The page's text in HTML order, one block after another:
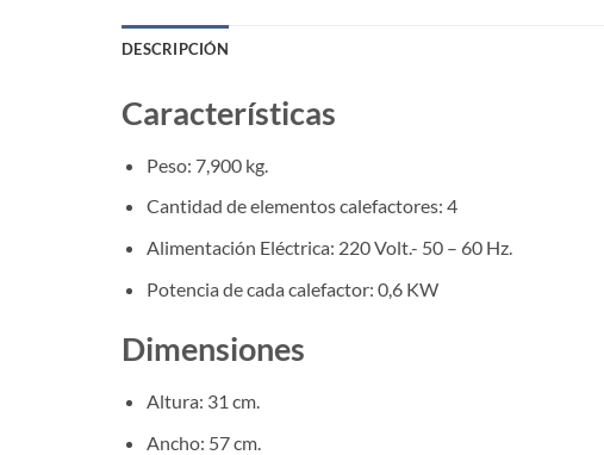
DESCRIPCIÓN
Características
Peso: 7,900 kg.
Cantidad de elementos calefactores: 4
Alimentación Eléctrica: 220 Volt.- 50 – 60 Hz.
Potencia de cada calefactor: 0,6 KW
Dimensiones
Altura: 31 cm.
Ancho: 57 cm.